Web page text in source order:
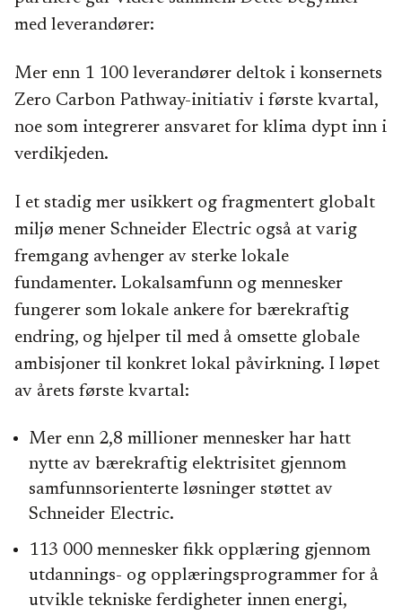
med leverandører:
Mer enn 1 100 leverandører deltok i konsernets
Zero Carbon Pathway-initiativ i første kvartal,
noe som integrerer ansvaret for klima dypt inn i
verdikjeden.
I et stadig mer usikkert og fragmentert globalt
miljø mener Schneider Electric også at varig
fremgang avhenger av sterke lokale
fundamenter. Lokalsamfunn og mennesker
fungerer som lokale ankere for bærekraftig
endring, og hjelper til med å omsette globale
ambisjoner til konkret lokal påvirkning. I løpet
av årets første kvartal:
Mer enn 2,8 millioner mennesker har hatt
nytte av bærekraftig elektrisitet gjennom
samfunnsorienterte løsninger støttet av
Schneider Electric.
113 000 mennesker fikk opplæring gjennom
utdannings- og opplæringsprogrammer for å
utvikle tekniske ferdigheter innen energi,